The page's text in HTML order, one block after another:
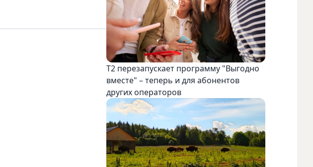
Т2 перезапускает программу "Выгодно
вместе" – теперь и для абонентов
других операторов